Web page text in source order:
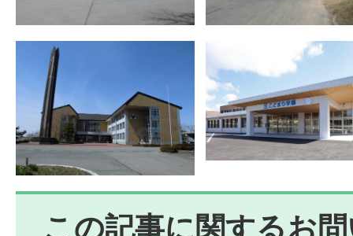
この記事に関するお